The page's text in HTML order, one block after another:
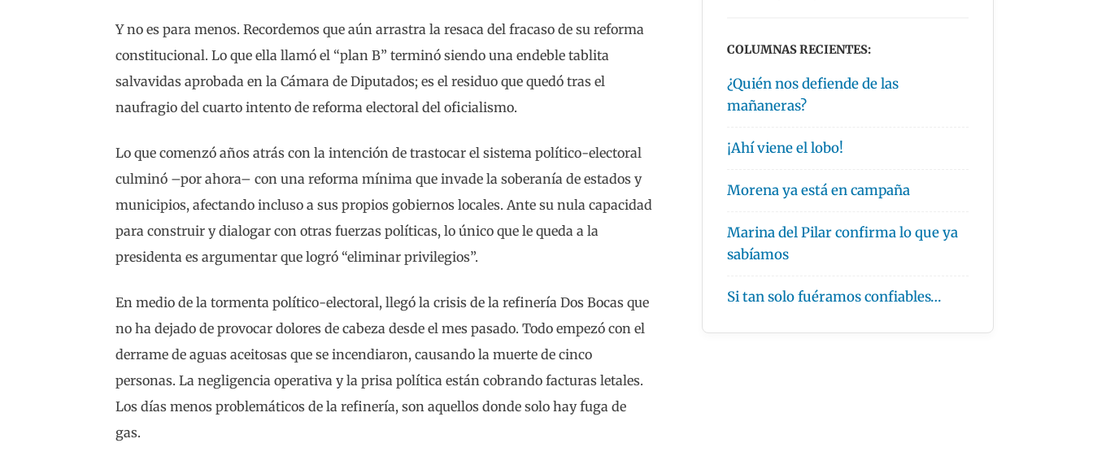
Y no es para menos. Recordemos que aún arrastra la resaca del fracaso de su reforma
constitucional. Lo que ella llamó el “plan B” terminó siendo una endeble tablita
salvavidas aprobada en la Cámara de Diputados; es el residuo que quedó tras el
naufragio del cuarto intento de reforma electoral del oficialismo.
Lo que comenzó años atrás con la intención de trastocar el sistema político-electoral
culminó –por ahora– con una reforma mínima que invade la soberanía de estados y
municipios, afectando incluso a sus propios gobiernos locales. Ante su nula capacidad
para construir y dialogar con otras fuerzas políticas, lo único que le queda a la
presidenta es argumentar que logró “eliminar privilegios”.
En medio de la tormenta político-electoral, llegó la crisis de la refinería Dos Bocas que
no ha dejado de provocar dolores de cabeza desde el mes pasado. Todo empezó con el
derrame de aguas aceitosas que se incendiaron, causando la muerte de cinco
personas. La negligencia operativa y la prisa política están cobrando facturas letales.
Los días menos problemáticos de la refinería, son aquellos donde solo hay fuga de
gas.
COLUMNAS RECIENTES:
¿Quién nos defiende de las
mañaneras?
¡Ahí viene el lobo!
Morena ya está en campaña
Marina del Pilar confirma lo que ya
sabíamos
Si tan solo fuéramos confiables…